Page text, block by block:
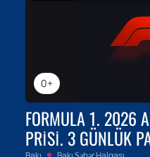
0+
FORMULA 1. 2026
PRISI. 3 GÜNLÜK